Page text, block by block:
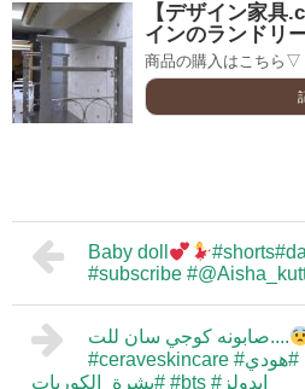
【デザイン家具
インのランドリ
商品の購入はこちら▽
Baby doll
#subscribe
صابونه كوجي سان للت....
#ceraveskincare #اكسبلور #هاجر #مسكات #هودي
#بشرة_الكوريات #bts #ايدولز